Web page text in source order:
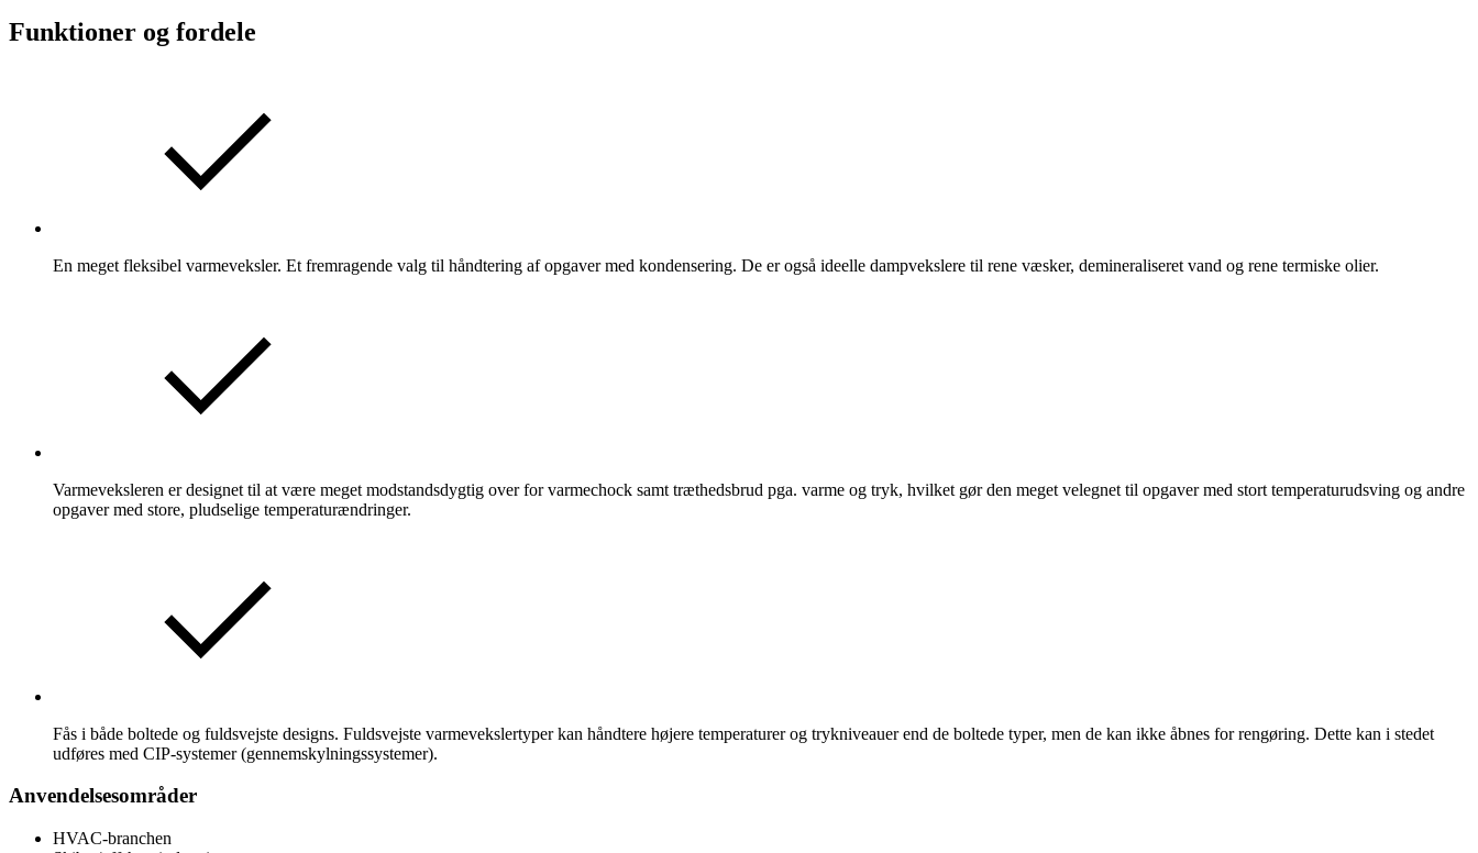
Funktioner og fordele
En meget fleksibel varmeveksler. Et fremragende valg til håndtering af opgaver med kondensering. De er også ideelle dampvekslere til rene væsker, demineraliseret vand og rene termiske olier.
Varmeveksleren er designet til at være meget modstandsdygtig over for varmechock samt træthedsbrud pga. varme og tryk, hvilket gør den meget velegnet til opgaver med stort temperaturudsving og andre
opgaver med store, pludselige temperaturændringer.
Fås i både boltede og fuldsvejste designs. Fuldsvejste varmevekslertyper kan håndtere højere temperaturer og trykniveauer end de boltede typer, men de kan ikke åbnes for rengøring. Dette kan i stedet
udføres med CIP-systemer (gennemskylningssystemer).
Anvendelsesområder
HVAC-branchen